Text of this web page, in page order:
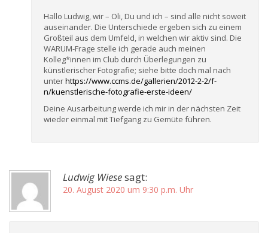
Hallo Ludwig, wir – Oli, Du und ich – sind alle nicht soweit
auseinander. Die Unterschiede ergeben sich zu einem
Großteil aus dem Umfeld, in welchen wir aktiv sind. Die
WARUM-Frage stelle ich gerade auch meinen
Kolleg*innen im Club durch Überlegungen zu
künstlerischer Fotografie; siehe bitte doch mal nach
unterhttps://www.ccms.de/gallerien/2012-2-2/f-
n/kuenstlerische-fotografie-erste-ideen/
Deine Ausarbeitung werde ich mir in der nächsten Zeit
wieder einmal mit Tiefgang zu Gemüte führen.
Ludwig Wiesesagt:
20. August 2020 um 9:30 p.m. Uhr